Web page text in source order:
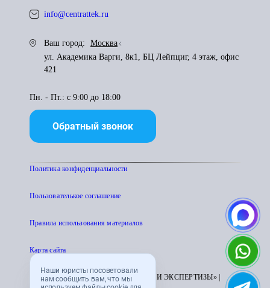
Наши юристы посоветовали
нам сообщить вам, что мы
info@centrattek.ru
Ваш город:
Москва
ул. Академика Варги, 8к1, БЦ Лейпциг, 4 этаж, офис
421
Пн. - Пт.: с 9:00 до 18:00
Обратный звонок
Политика конфиденциальности
Пользователькое соглашение
Правила использования материалов
Карта сайта
© 1995 - 2026 «ЦЕНТР АТТЕСТАЦИИ И ЭКСПЕРТИЗЫ» |